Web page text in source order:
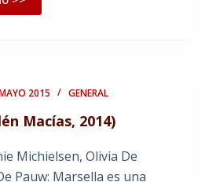
2015 GENERAL
Macías, 2014)
Michielsen, Olivia De
Pauw: Marsella es una